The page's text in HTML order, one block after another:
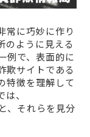
常に巧妙に作り
のように見える
例で、表面的に
欺サイトである
特徴を理解して
、
、それらを見分